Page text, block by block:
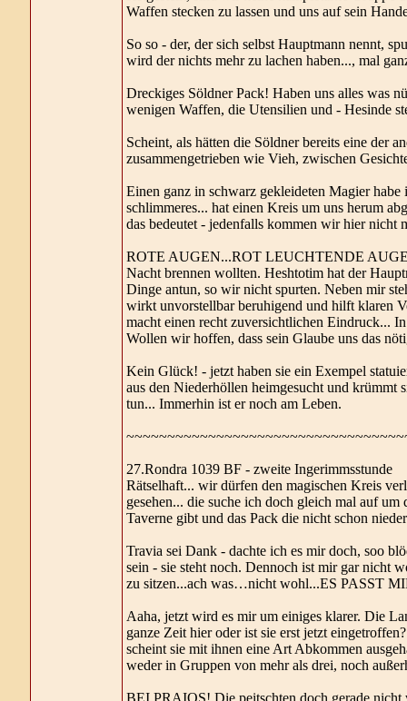
Waffen stecken zu lassen und uns auf sein
So so - der, der sich selbst Hauptmann nennt,
wird der nichts mehr zu lachen haben..., mal
Dreckiges Söldner Pack! Haben uns alles was
wenigen Waffen, die Utensilien und - Hesinde
Scheint, als hätten die Söldner bereits eine der
zusammengetrieben wie Vieh, zwischen
Einen ganz in schwarz gekleideten Magier
schlimmeres... hat einen Kreis um uns herum
das bedeutet - jedenfalls kommen wir hier nicht
ROTE AUGEN...ROT LEUCHTENDE
Nacht brennen wollten. Heshtotim hat der
Dinge antun, so wir nicht spurten. Neben mir
wirkt unvorstellbar beruhigend und hilft klaren
macht einen recht zuversichtlichen Eindruck...
Wollen wir hoffen, dass sein Glaube uns das
Kein Glück! - jetzt haben sie ein Exempel
aus den Niederhöllen heimgesucht und krümmt
tun... Immerhin ist er noch am Leben.
27.Rondra 1039 BF - zweite Ingerimmsstunde
Rätselhaft... wir dürfen den magischen Kreis
gesehen... die suche ich doch gleich mal auf um
Taverne gibt und das Pack die nicht schon
Travia sei Dank - dachte ich es mir doch, soo
sein - sie steht noch. Dennoch ist mir gar nicht
zu sitzen...ach was…nicht wohl...ES PASST
Aaha, jetzt wird es mir um einiges klarer. Die
ganze Zeit hier oder ist sie erst jetzt
scheint sie mit ihnen eine Art Abkommen
weder in Gruppen von mehr als drei, noch
BEI PRAIOS! Die peitschten doch gerade